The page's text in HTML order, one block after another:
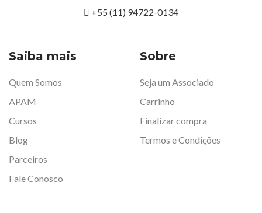
+55 (11) 94722-0134
Saiba mais
Quem Somos
APAM
Cursos
Blog
Parceiros
Fale Conosco
Sobre
Seja um Associado
Carrinho
Finalizar compra
Termos e Condições